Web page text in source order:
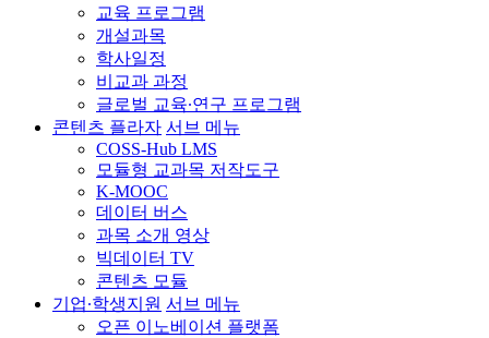
교육 프로그램
개설과목
학사일정
비교과 과정
글로벌 교육∙연구 프로그램
콘텐츠 플라자 서브 메뉴
COSS-Hub LMS
모듈형 교과목 저작도구
K-MOOC
데이터 버스
과목 소개 영상
빅데이터 TV
콘텐츠 모듈
기업∙학생지원 서브 메뉴
오픈 이노베이션 플랫폼